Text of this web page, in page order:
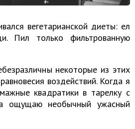
вегетарианской диеты: ел
Пил только фильтрованную
некоторые из этих
воздействий. Когда я
квадратики в тарелку с
ощущаю необычный ужасный